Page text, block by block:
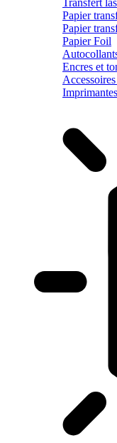
Papier
Papier
Papier Foil
Encres et